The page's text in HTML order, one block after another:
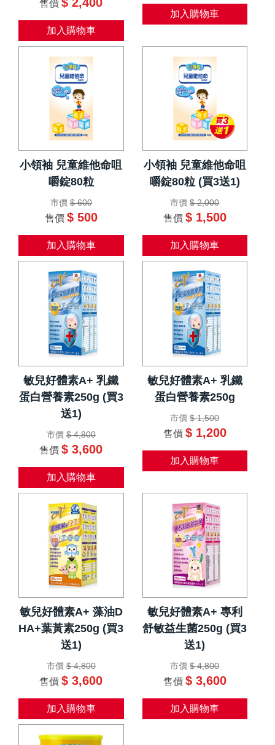
售價
加入購物車
加入購物車
小領袖 兒童維他命咀
嚼錠80粒
市價 $ 600
售價 $ 500
加入購物車
小領袖 兒童維他命咀
嚼錠80粒 (買3送1)
市價 $ 2,000
售價 $ 1,500
加入購物車
敏兒好體素A+ 乳鐵
蛋白營養素250g (買3
送1)
市價 $ 4,800
售價 $ 3,600
加入購物車
敏兒好體素A+ 乳鐵
蛋白營養素250g
市價 $ 1,500
售價 $ 1,200
加入購物車
敏兒好體素A+ 藻油D
HA+葉黃素250g (買3
送1)
市價 $ 4,800
售價 $ 3,600
加入購物車
敏兒好體素A+ 專利
舒敏益生菌250g (買3
送1)
市價 $ 4,800
售價 $ 3,600
加入購物車